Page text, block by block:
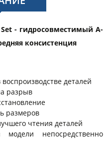
Set - гидросовместимый А-
консистенция
деталей
разрыв
размеров
чтения деталей
модели непосредственно